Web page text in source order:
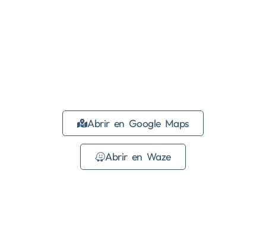
Abrir en Google Maps
Abrir en Waze